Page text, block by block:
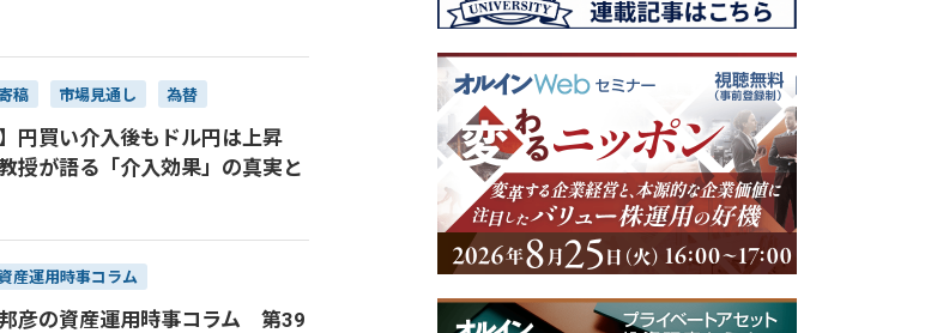
稿 市場見通し 為替
】円買い介入後もドル円は上昇
授が語る「介入効果」の真実と
産運用時事コラム
彦の資産運用時事コラム 第39